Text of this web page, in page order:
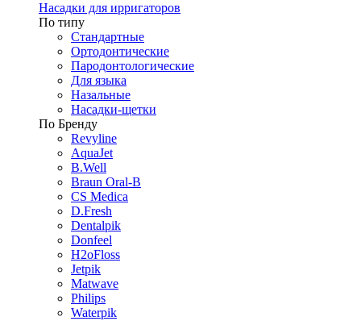
Насадки для ирригаторов
По типу
Стандартные
Ортодонтические
Пародонтологические
Для языка
Назальные
Насадки-щетки
По Бренду
Revyline
AquaJet
B.Well
Braun Oral-B
CS Medica
D.Fresh
Dentalpik
Donfeel
H2oFloss
Jetpik
Matwave
Philips
Waterpik